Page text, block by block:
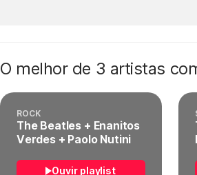
O melhor de 3 artistas
ROCK
The Beatles + Enanitos
Verdes + Paolo Nutini
Ouvir playlist